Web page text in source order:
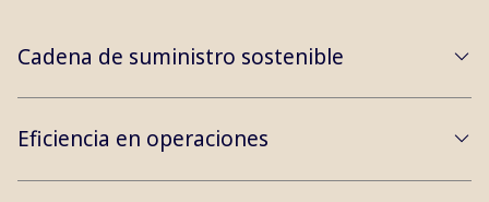
Cadena de suministro sostenible
Eficiencia en operaciones